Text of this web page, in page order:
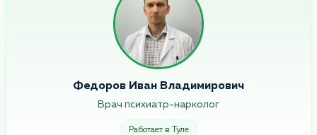
Федоров Иван Владимирович
Врач психиатр-нарколог
Работает в Туле